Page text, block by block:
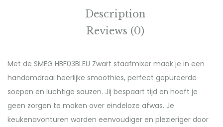
Description
Reviews (0)
Met de SMEG HBF03BLEU Zwart staafmixer maak je in een
handomdraai heerlijke smoothies, perfect gepureerde
soepen en luchtige sauzen. Jij bespaart tijd en hoeft je
geen zorgen te maken over eindeloze afwas. Je
keukenavonturen worden eenvoudiger en plezieriger door